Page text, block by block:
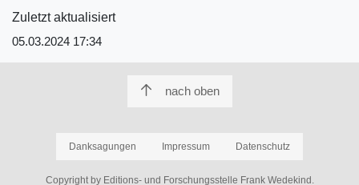
Zuletzt aktualisiert
05.03.2024 17:34
nach oben
Danksagungen Impressum Datenschutz
Copyright by Editions- und Forschungsstelle Frank Wedekind.